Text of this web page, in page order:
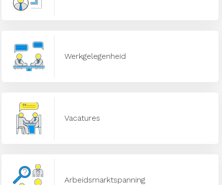
Werkgelegenheid
Vacatures
Arbeidsmarktspanning